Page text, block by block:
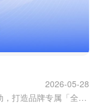
2026-05-28
✨ 数云私域赢家 · AI 版 ✨ AI 智能引擎驱动，打造品牌专属「全自动数智员工」，实现全流程合规自动化私域运营 运营效率 提升80% 7×24小时 秒级响应 品牌GMV 稳步增长 AI 智能加粉 智能获客、订单营销、API 加好友多元渠道， 批量高效引流，精准沉淀高意向私域用户 AI 智能触达 AI 写作、AI 运营锦囊、数据快查， 全面提升营销触达效率与体验； …